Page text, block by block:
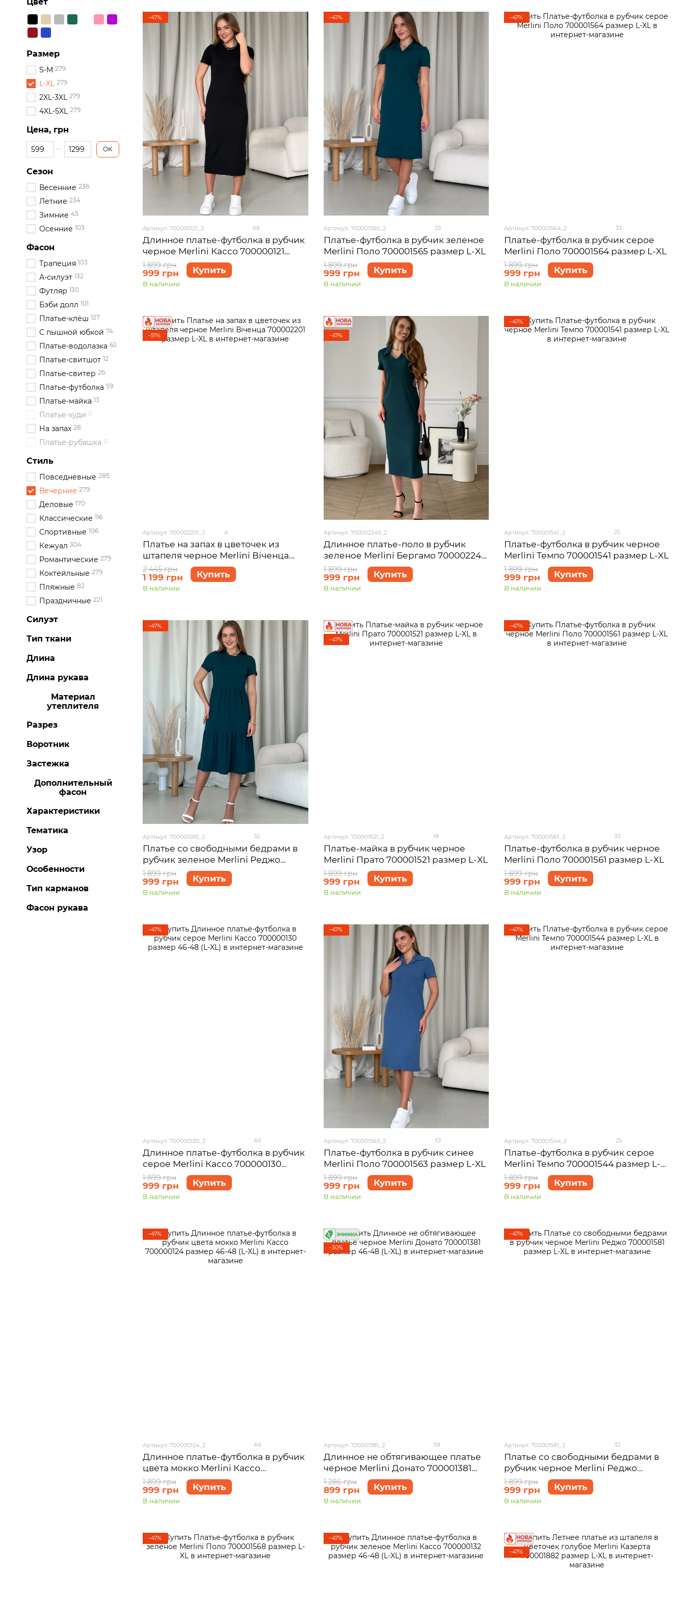
−47%
Артикул: 700000121_2 66
Длинное платье-футболка в рубчик
черное Merlini Кассо 700000121
размер 46-48 (L-XL)
1 899 грн
999 грн Купить
В наличии
−47%
Артикул: 700001565_2 33
Платье-футболка в рубчик зеленое
Merlini Поло 700001565 размер L-XL
1 899 грн
999 грн Купить
В наличии
−47%
Артикул: 700001564_2 33
Платье-футболка в рубчик серое
Merlini Поло 700001564 размер L-XL
1 899 грн
999 грн Купить
В наличии
−51%
Артикул: 700002201_2 4
Платье на запах в цветочек из
штапеля черное Merlini Віченца
700002201 размер L-XL
2 445 грн
1 199 грн Купить
В наличии
−47%
Артикул: 700002245_2
Длинное платье-поло в рубчик
зеленое Merlini Бергамо 700002245
размер L-XL
1 899 грн
999 грн Купить
В наличии
−47%
Артикул: 700001541_2 25
Платье-футболка в рубчик черное
Merlini Темпо 700001541 размер L-XL
1 899 грн
999 грн Купить
В наличии
−47%
Артикул: 700001585_2 32
Платье со свободными бедрами в
рубчик зеленое Merlini Реджо
700001585 размер L-XL
1 899 грн
999 грн Купить
В наличии
−47%
Артикул: 700001521_2 18
Платье-майка в рубчик черное
Merlini Прато 700001521 размер L-XL
1 899 грн
999 грн Купить
В наличии
−47%
Артикул: 700001561_2 33
Платье-футболка в рубчик черное
Merlini Поло 700001561 размер L-XL
1 899 грн
999 грн Купить
В наличии
−47%
Артикул: 700000130_2 66
Длинное платье-футболка в рубчик
серое Merlini Кассо 700000130
размер 46-48 (L-XL)
1 899 грн
999 грн Купить
В наличии
−47%
Артикул: 700001563_2 33
Платье-футболка в рубчик синее
Merlini Поло 700001563 размер L-XL
1 899 грн
999 грн Купить
В наличии
−47%
Артикул: 700001544_2 25
Платье-футболка в рубчик серое
Merlini Темпо 700001544 размер L-
XL
1 899 грн
999 грн Купить
В наличии
−47%
Артикул: 700000124_2 66
Длинное платье-футболка в рубчик
цвета мокко Merlini Кассо
700000124 размер 46-48 (L-XL)
1 899 грн
999 грн Купить
В наличии
−30%
Артикул: 700001381_2 59
Длинное не обтягивающее платье
черное Merlini Донато 700001381
размер 46-48 (L-XL)
1 286 грн
899 грн Купить
В наличии
−47%
Артикул: 700001581_2 32
Платье со свободными бедрами в
рубчик черное Merlini Реджо
700001581 размер L-XL
1 899 грн
999 грн Купить
В наличии
−47%
−47%
−47%
Размер
S-M 279
L-XL 279
2XL-3XL 279
4XL-5XL 279
Цена, грн
От Цена, грн
До Цена, грн OK
Сезон
Весенние 236
Летние 234
Зимние 45
Осенние 103
Фасон
Трапеция 103
А-силуэт 132
Футляр 130
Бэби долл 101
Платье-клёш 127
С пышной юбкой 74
Платье-водолазка 62
Платье-свитшот 12
Платье-свитер 26
Платье-футболка 59
Платье-майка 13
Платье-худи 0
На запах 28
Платье-рубашка 0
Стиль
Повседневные 285
Вечерние 279
Деловые 170
Классические 116
Спортивные 106
Кежуал 304
Романтические 279
Коктейльные 279
Пляжные 82
Праздничные 221
Силуэт
Тип ткани
Длина
Длина рукава
Материал
утеплителя
Разрез
Воротник
Застежка
Дополнительный
фасон
Характеристики
Тематика
Узор
Особенности
Тип карманов
Фасон рукава